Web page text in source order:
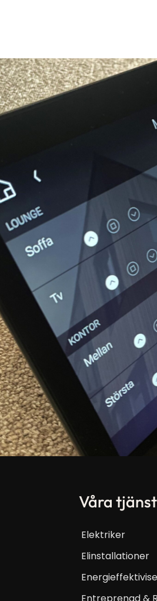
Våra
Elektriker
Elinstallationer